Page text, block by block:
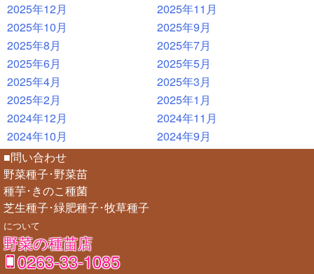
2025年12月
2025年11月
2025年10月
2025年9月
2025年8月
2025年7月
2025年6月
2025年5月
2025年4月
2025年3月
2025年2月
2025年1月
2024年12月
2024年11月
2024年10月
2024年9月
■問い合わせ
野菜種子･野菜苗
種芋･きのこ種菌
芝生種子･緑肥種子･牧草種子
について
野菜の種苗店
0263-33-1085